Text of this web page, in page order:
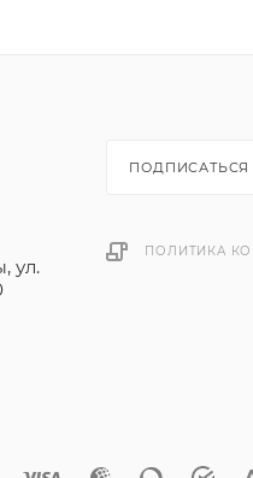
ул.
ПОЛИТИКА